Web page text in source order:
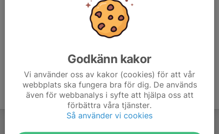
Medtag träningsskor och vattenflaska. Det finns stavar
att låna och Hagenkläder för uthyrning.
Godkänn kakor
Vi använder oss av kakor (cookies) för att vår
webbplats ska fungera bra för dig. De används
även för webbanalys i syfte att hjälpa oss att
förbättra våra tjänster.
Så använder vi cookies